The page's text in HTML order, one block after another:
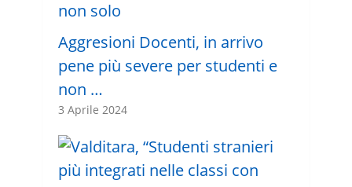
Aggresioni Docenti, in arrivo
pene più severe per studenti e
non …
3 Aprile 2024